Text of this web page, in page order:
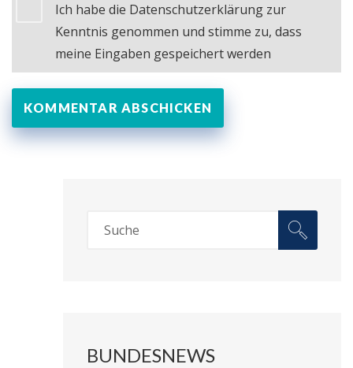
Ich habe die Datenschutzerklärung zur
Kenntnis genommen und stimme zu, dass
meine Eingaben gespeichert werden
BUNDESNEWS